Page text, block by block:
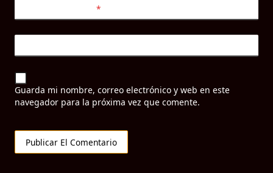
*
Guarda mi nombre, correo electrónico y web en este
navegador para la próxima vez que comente.